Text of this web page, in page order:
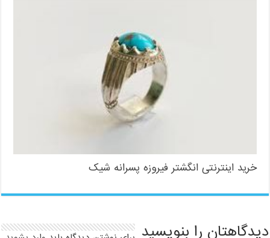
خرید اینترنتی انگشتر فیروزه پسرانه شیک
دیدگاهتان را بنویسید